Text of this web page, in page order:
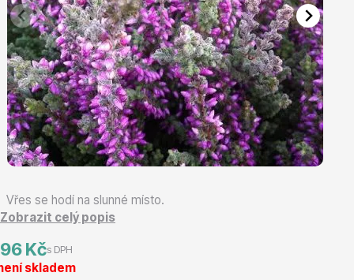
Vánoční stromky v květináčích a řezané
Magnólie
Vřes se hodí na slunné místo.
Zobrazit celý popis
96 Kčs DPH
skladem